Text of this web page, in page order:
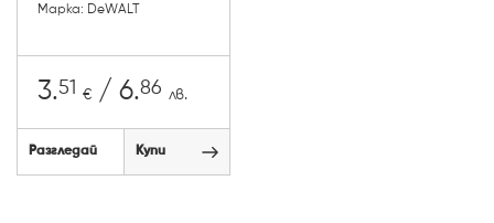
Марка: DeWALT
3.51 € / 6.86 лв.
Разгледай Купи